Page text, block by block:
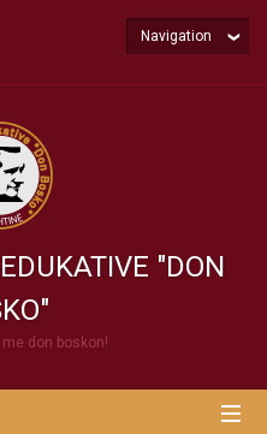
"DON
don boskon!
Navigation